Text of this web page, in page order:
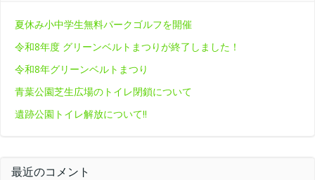
夏休み小中学生無料パークゴルフを開催
令和8年度 グリーンベルトまつりが終了しました！
令和8年グリーンベルトまつり
青葉公園芝生広場のトイレ閉鎖について
遺跡公園トイレ解放について‼
最近のコメント